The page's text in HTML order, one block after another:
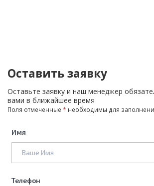
Оставить заявку
Оставьте заявку и наш менеджер
вами в ближайшее время
Поля отмеченные * необходимы для
Имя
Телефон